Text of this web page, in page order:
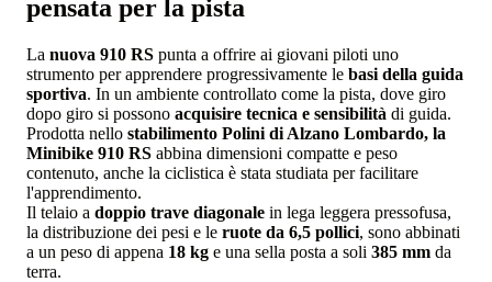
pensata per la pista
La nuova 910 RS punta a offrire ai giovani piloti uno
strumento per apprendere progressivamente le basi della guida
sportiva. In un ambiente controllato come la pista, dove giro
dopo giro si possono acquisire tecnica e sensibilità di guida.
Prodotta nello stabilimento Polini di Alzano Lombardo, la
Minibike 910 RS abbina dimensioni compatte e peso
contenuto, anche la ciclistica è stata studiata per facilitare
l'apprendimento.
Il telaio a doppio trave diagonale in lega leggera pressofusa,
la distribuzione dei pesi e le ruote da 6,5 pollici, sono abbinati
a un peso di appena 18 kg e una sella posta a soli 385 mm da
terra.